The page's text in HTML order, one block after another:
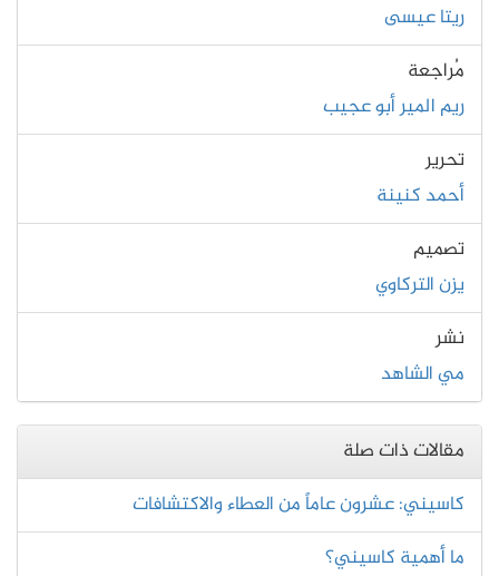
ريتا عيسى
مُراجعة
ريم المير أبو عجيب
تحرير
أحمد كنينة
تصميم
يزن التركاوي
نشر
مي الشاهد
مقالات ذات صلة
كاسيني: عشرون عاماً من العطاء والاكتشافات
ما أهمية كاسيني؟